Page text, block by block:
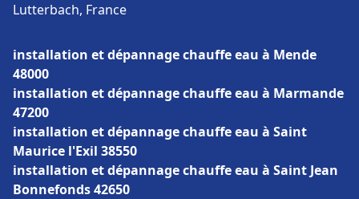
Lutterbach, France
installation et dépannage chauffe eau à Mende
48000
installation et dépannage chauffe eau à Marmande
47200
installation et dépannage chauffe eau à Saint
Maurice l'Exil 38550
installation et dépannage chauffe eau à Saint Jean
Bonnefonds 42650